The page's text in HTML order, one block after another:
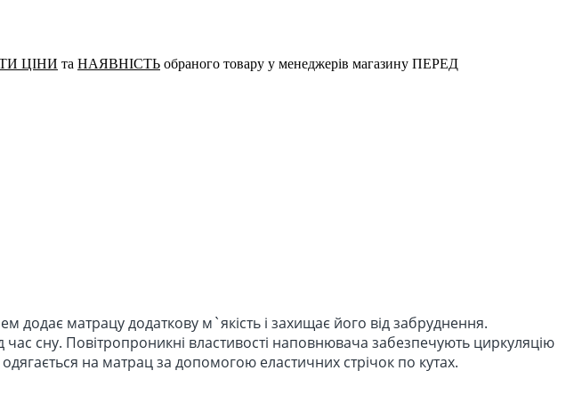
ЦІНИ та НАЯВНІСТЬ обраного товару у менеджерів магазину ПЕРЕД
матрацу додаткову м`якість і захищає його від забруднення.
сну. Повітропроникні властивості наповнювача забезпечують циркуляцію
на матрац за допомогою еластичних стрічок по кутах.